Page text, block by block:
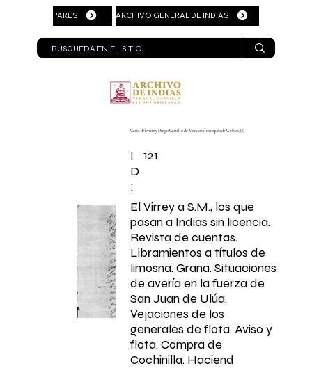
PARES ARCHIVO GENERAL DE INDIAS
Carta del virrey Diego Carrillo de Mendoza, marqués de Gelves. (I)
I
D
:
121
El Virrey a S.M., los que
pasan a Indias sin licencia.
Revista de cuentas.
Libramientos a títulos de
limosna. Grana. Situaciones
de avería en la fuerza de
San Juan de Ulúa.
Vejaciones de los
generales de flota. Aviso y
flota. Compra de
Cochinilla. Haciend